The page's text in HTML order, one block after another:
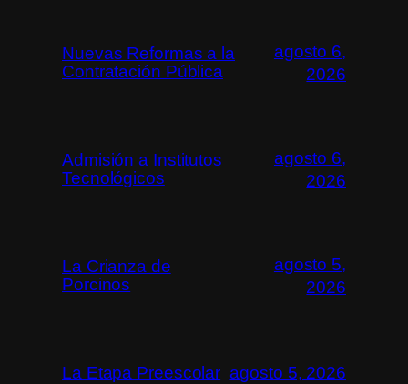
Nuevas Reformas a la
Contratación Pública
agosto 6,
2026
Admisión a Institutos
Tecnológicos
agosto 6,
2026
La Crianza de
Porcinos
agosto 5,
2026
La Etapa Preescolar agosto 5, 2026